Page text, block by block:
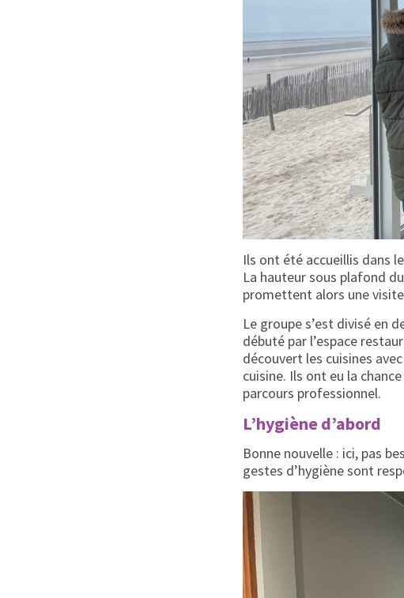
Ils ont été accueillis dans
La hauteur sous plafond
promettent alors une
Le groupe s’est divisé en
débuté par l’espace
découvert les cuisines
cuisine. Ils ont eu la
parcours professionnel.
L’hygiène d’abord
Bonne nouvelle : ici, pas
gestes d’hygiène sont